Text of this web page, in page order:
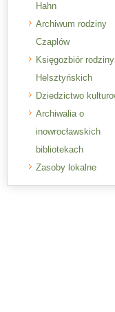
Hahn
Archiwum rodziny
Czaplów
Księgozbiór rodziny
Helsztyńskich
Dziedzictwo
Archiwalia o
inowrocławskich
bibliotekach
Zasoby lokalne